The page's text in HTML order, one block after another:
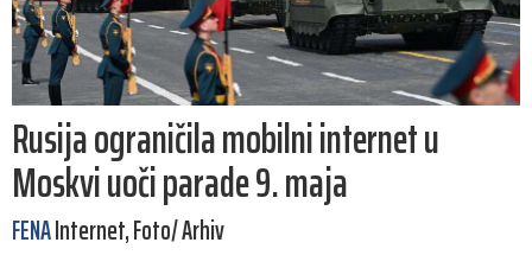
Rusija ograničila mobilni internet u
Moskvi uoči parade 9. maja
FENAInternet, Foto/ Arhiv